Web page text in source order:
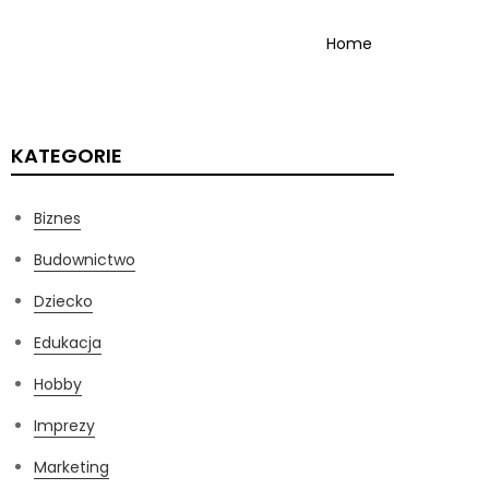
Home
KATEGORIE
Biznes
Budownictwo
Dziecko
Edukacja
Hobby
Imprezy
Marketing